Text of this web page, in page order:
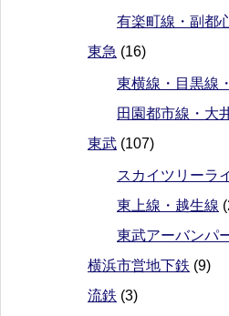
有楽町線・副都
東急 (16)
東横線・目黒線
田園都市線・大
東武 (107)
スカイツリーラ
東上線・越生線
東武アーバンパ
横浜市営地下鉄 (9)
流鉄 (3)